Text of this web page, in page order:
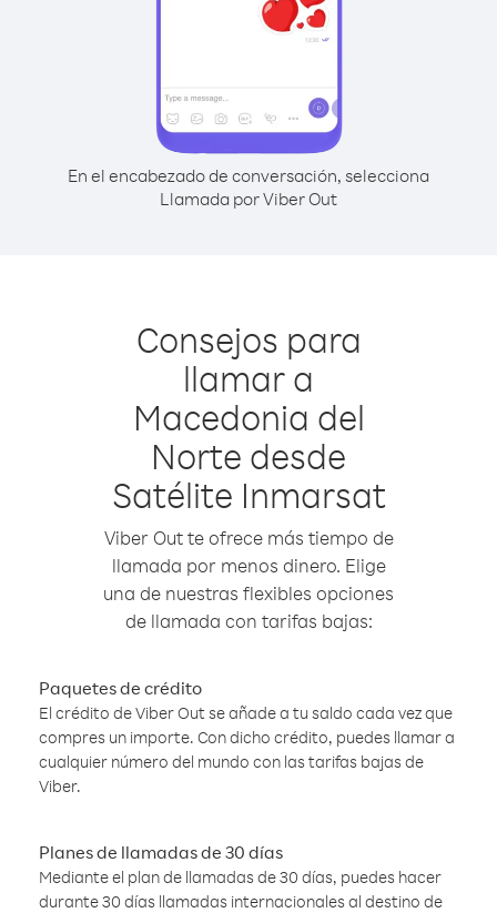
En el encabezado de conversación, selecciona
Llamada por Viber Out
Consejos para
llamar a
Macedonia del
Norte desde
Satélite Inmarsat
Viber Out te ofrece más tiempo de
llamada por menos dinero. Elige
una de nuestras flexibles opciones
de llamada con tarifas bajas:
Paquetes de crédito
El crédito de Viber Out se añade a tu saldo cada vez que
compres un importe. Con dicho crédito, puedes llamar a
cualquier número del mundo con las tarifas bajas de
Viber.
Planes de llamadas de 30 días
Mediante el plan de llamadas de 30 días, puedes hacer
durante 30 días llamadas internacionales al destino de